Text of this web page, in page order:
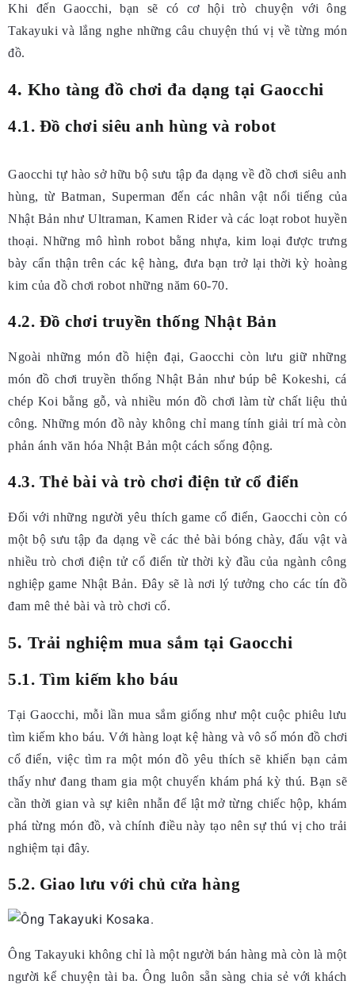
Khi đến Gaocchi, bạn sẽ có cơ hội trò chuyện với ông
Takayuki và lắng nghe những câu chuyện thú vị về từng món
đồ.
4. Kho tàng đồ chơi đa dạng tại Gaocchi
4.1. Đồ chơi siêu anh hùng và robot
Gaocchi tự hào sở hữu bộ sưu tập đa dạng về đồ chơi siêu anh
hùng, từ Batman, Superman đến các nhân vật nổi tiếng của
Nhật Bản như Ultraman, Kamen Rider và các loạt robot huyền
thoại. Những mô hình robot bằng nhựa, kim loại được trưng
bày cẩn thận trên các kệ hàng, đưa bạn trở lại thời kỳ hoàng
kim của đồ chơi robot những năm 60-70.
4.2. Đồ chơi truyền thống Nhật Bản
Ngoài những món đồ hiện đại, Gaocchi còn lưu giữ những
món đồ chơi truyền thống Nhật Bản như búp bê Kokeshi, cá
chép Koi bằng gỗ, và nhiều món đồ chơi làm từ chất liệu thủ
công. Những món đồ này không chỉ mang tính giải trí mà còn
phản ánh văn hóa Nhật Bản một cách sống động.
4.3. Thẻ bài và trò chơi điện tử cổ điển
Đối với những người yêu thích game cổ điển, Gaocchi còn có
một bộ sưu tập đa dạng về các thẻ bài bóng chày, đấu vật và
nhiều trò chơi điện tử cổ điển từ thời kỳ đầu của ngành công
nghiệp game Nhật Bản. Đây sẽ là nơi lý tưởng cho các tín đồ
đam mê thẻ bài và trò chơi cổ.
5. Trải nghiệm mua sắm tại Gaocchi
5.1. Tìm kiếm kho báu
Tại Gaocchi, mỗi lần mua sắm giống như một cuộc phiêu lưu
tìm kiếm kho báu. Với hàng loạt kệ hàng và vô số món đồ chơi
cổ điển, việc tìm ra một món đồ yêu thích sẽ khiến bạn cảm
thấy như đang tham gia một chuyến khám phá kỳ thú. Bạn sẽ
cần thời gian và sự kiên nhẫn để lật mở từng chiếc hộp, khám
phá từng món đồ, và chính điều này tạo nên sự thú vị cho trải
nghiệm tại đây.
5.2. Giao lưu với chủ cửa hàng
Ông Takayuki không chỉ là một người bán hàng mà còn là một
người kể chuyện tài ba. Ông luôn sẵn sàng chia sẻ với khách